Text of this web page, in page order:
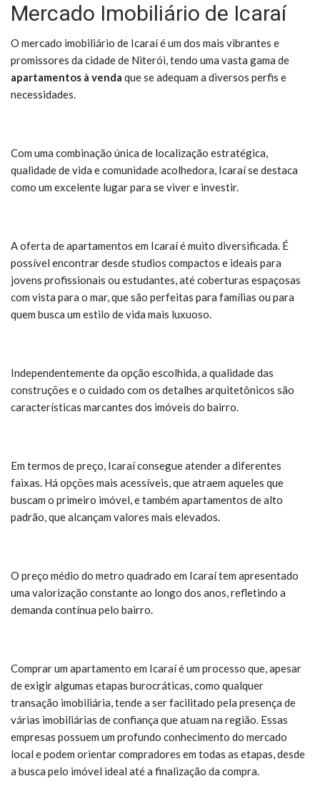
Mercado Imobiliário de Icaraí
O mercado imobiliário de Icaraí é um dos mais vibrantes e
promissores da cidade de Niterói, tendo uma vasta gama de
apartamentos à venda que se adequam a diversos perfis e
necessidades.
Com uma combinação única de localização estratégica,
qualidade de vida e comunidade acolhedora, Icaraí se destaca
como um excelente lugar para se viver e investir.
A oferta de apartamentos em Icaraí é muito diversificada. É
possível encontrar desde studios compactos e ideais para
jovens profissionais ou estudantes, até coberturas espaçosas
com vista para o mar, que são perfeitas para famílias ou para
quem busca um estilo de vida mais luxuoso.
Independentemente da opção escolhida, a qualidade das
construções e o cuidado com os detalhes arquitetônicos são
características marcantes dos imóveis do bairro.
Em termos de preço, Icaraí consegue atender a diferentes
faixas. Há opções mais acessíveis, que atraem aqueles que
buscam o primeiro imóvel, e também apartamentos de alto
padrão, que alcançam valores mais elevados.
O preço médio do metro quadrado em Icaraí tem apresentado
uma valorização constante ao longo dos anos, refletindo a
demanda contínua pelo bairro.
Comprar um apartamento em Icaraí é um processo que, apesar
de exigir algumas etapas burocráticas, como qualquer
transação imobiliária, tende a ser facilitado pela presença de
várias imobiliárias de confiança que atuam na região. Essas
empresas possuem um profundo conhecimento do mercado
local e podem orientar compradores em todas as etapas, desde
a busca pelo imóvel ideal até a finalização da compra.